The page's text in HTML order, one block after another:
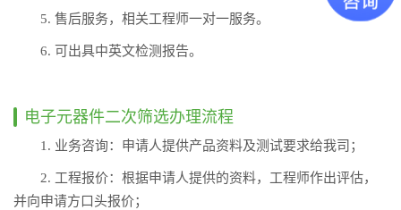
5. 售后服务，相关工程师一对一服务。
6. 可出具中英文检测报告。
电子元器件二次筛选办理流程
1. 业务咨询：申请人提供产品资料及测试要求给我司；
2. 工程报价：根据申请人提供的资料，工程师作出评估，
并向申请方口头报价；